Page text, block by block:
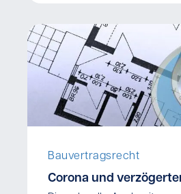
Bauvertragsrecht
Corona und